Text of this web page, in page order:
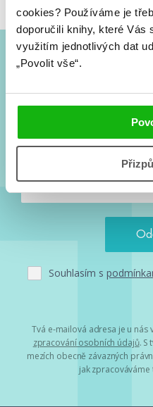
cookies? Používáme je
doporučili knihy, které Vás
využitím jednotlivých dat
„Povolit vše“.
Vše kolem #youngadult
Nové knihy, co se chystá,
Souhlasím s
Tvá e-mailová adresa je u nás
zpracování osobních údajů. S
mezích obecně závazných
jak